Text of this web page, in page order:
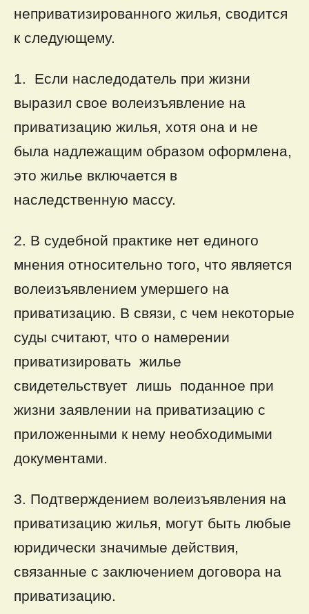
неприватизированного жилья, сводится
к следующему.
1. Если наследодатель при жизни
выразил свое волеизъявление на
приватизацию жилья, хотя она и не
была надлежащим образом оформлена,
это жилье включается в
наследственную массу.
2. В судебной практике нет единого
мнения относительно того, что является
волеизъявлением умершего на
приватизацию. В связи, с чем некоторые
суды считают, что о намерении
приватизировать жилье
свидетельствует лишь поданное при
жизни заявлении на приватизацию с
приложенными к нему необходимыми
документами.
3. Подтверждением волеизъявления на
приватизацию жилья, могут быть любые
юридически значимые действия,
связанные с заключением договора на
приватизацию.